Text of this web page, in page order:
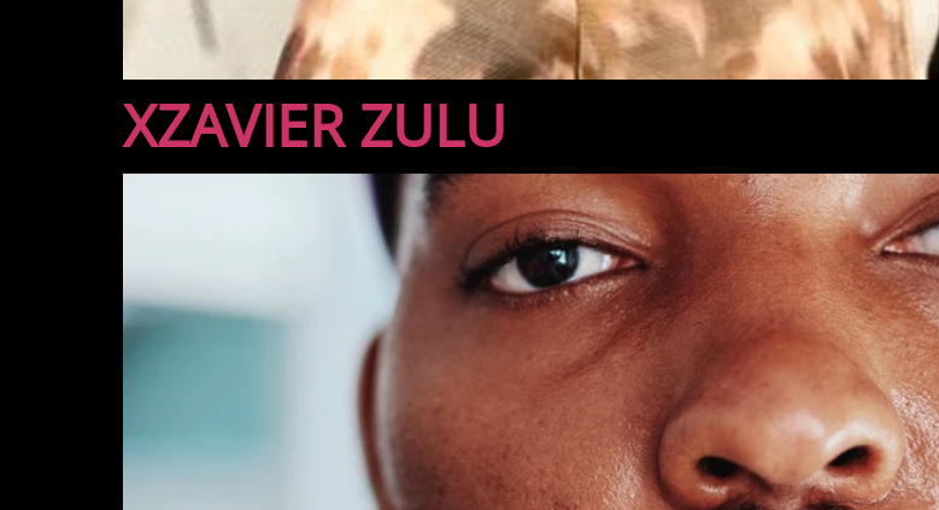
XZAVIER ZULU